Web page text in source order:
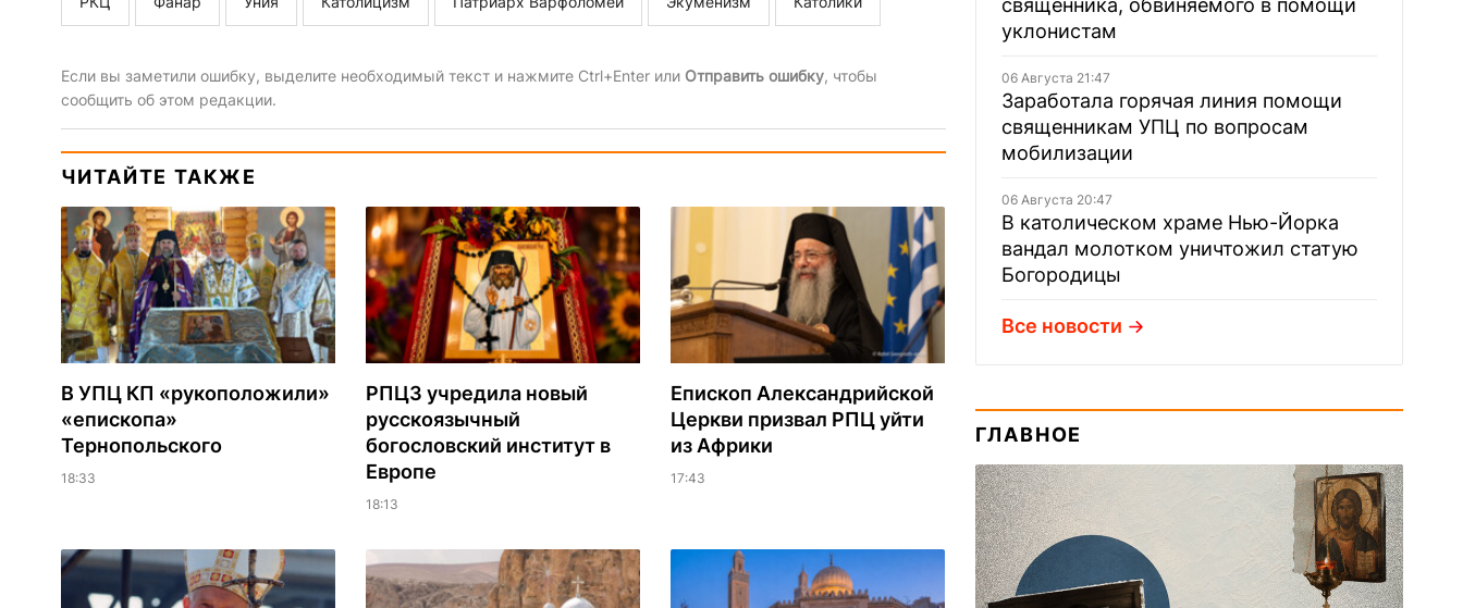
Если вы заметили ошибку, выделите необходимый текст и нажмите Ctrl+Enter или Отправить ошибку, чтобы
сообщить об этом редакции.
ЧИТАЙТЕ ТАКЖЕ
В УПЦ КП «рукоположили»
«епископа»
Тернопольского
18:33
РПЦЗ учредила новый
русскоязычный
богословский институт в
Европе
18:13
Епископ Александрийской
Церкви призвал РПЦ уйти
из Африки
17:43
священника, обвиняемого в помощи
уклонистам
06 Августа 21:47
Заработала горячая линия помощи
священникам УПЦ по вопросам
мобилизации
06 Августа 20:47
В католическом храме Нью-Йорка
вандал молотком уничтожил статую
Богородицы
Все новости
ГЛАВНОЕ